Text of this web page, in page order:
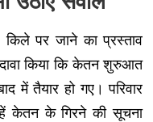
पर जाने का प्रस्ताव
किया कि केतन शुरुआत
में तैयार हो गए। परिवार
केतन के गिरने की सूचना